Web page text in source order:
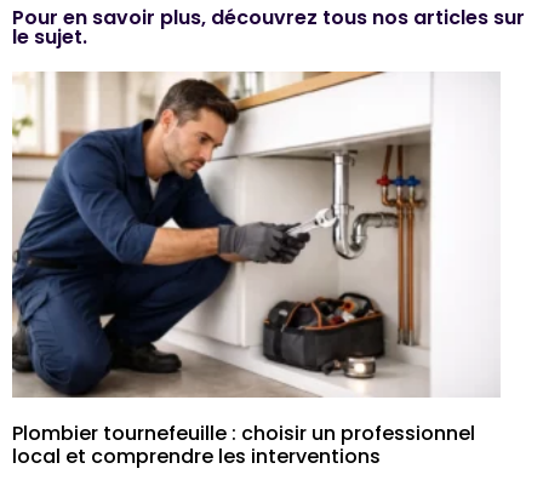
Pour en savoir plus, découvrez tous nos articles sur
le sujet.
Plombier tournefeuille : choisir un professionnel
local et comprendre les interventions